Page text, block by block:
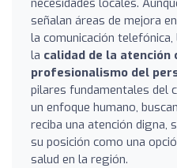
señalan áreas de mejora
la comunicación
la calidad de la atención
profesionalismo del
pilares fundamentales del
un enfoque humano,
reciba una atención digna,
su posición como una
salud en la región.